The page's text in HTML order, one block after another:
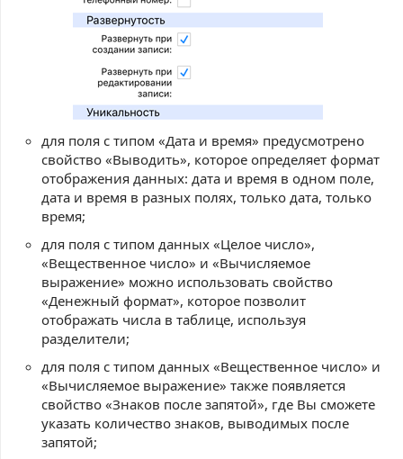
для поля с типом «Дата и время» предусмотрено
свойство «Выводить», которое определяет формат
отображения данных: дата и время в одном поле,
дата и время в разных полях, только дата, только
время;
для поля с типом данных «Целое число»,
«Вещественное число» и «Вычисляемое
выражение» можно использовать свойство
«Денежный формат», которое позволит
отображать числа в таблице, используя
разделители;
для поля с типом данных «Вещественное число» и
«Вычисляемое выражение» также появляется
свойство «Знаков после запятой», где Вы сможете
указать количество знаков, выводимых после
запятой;